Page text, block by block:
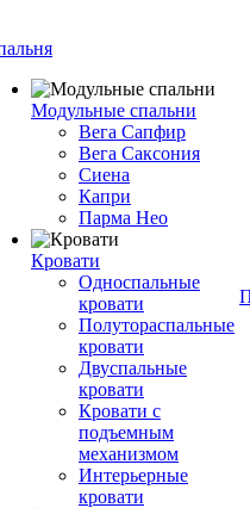
Модульные спальни
Вега Сапфир
Вега Саксония
Сиена
Капри
Парма Нео
Кровати
Односпальные
кровати
Полутораспальные
кровати
Двуспальные
кровати
Кровати с
подъемным
механизмом
Интерьерные
кровати